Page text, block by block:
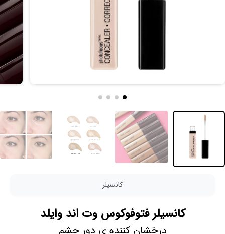
کانسیلر
کانسیلر فتوفوکوس وت اند وایلد